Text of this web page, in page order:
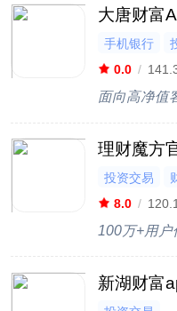
大唐财富
手机银行
0.0 /
面向高净值
理财魔方
投资交易
8.0 /
100万+用
新湖财富